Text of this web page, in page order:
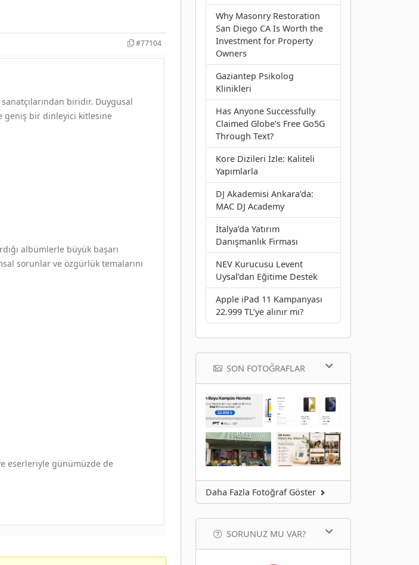
#77104
biridir. Duygusal
geniş bir dinleyici kitlesine
albümlerle büyük başarı
sorunlar ve özgürlük temalarını
eserleriyle günümüzde de
Why Masonry Restoration
San Diego CA Is Worth the
Investment for Property
Owners
Gaziantep Psikolog
Klinikleri
Has Anyone Successfully
Claimed Globe’s Free Go5G
Through Text?
Kore Dizileri İzle: Kaliteli
Yapımlarla
DJ Akademisi Ankara’da:
MAC DJ Academy
İtalya’da Yatırım
Danışmanlık Firması
NEV Kurucusu Levent
Uysal’dan Eğitime Destek
Apple iPad 11 Kampanyası
22.999 TL’ye alınır mı?
SON FOTOĞRAFLAR
Daha Fazla Fotoğraf Göster
SORUNUZ MU VAR?